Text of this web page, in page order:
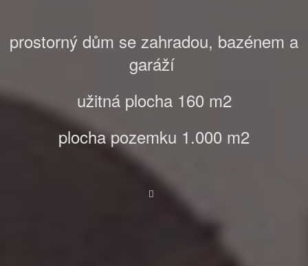
prostorný dům se zahradou, bazénem a
garáží
užitná plocha 160 m2
plocha pozemku 1.000 m2